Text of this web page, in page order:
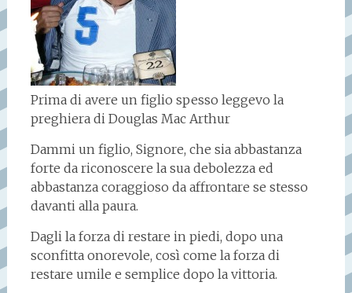
Prima di avere un figlio spesso leggevo la
preghiera di Douglas Mac Arthur
Dammi un figlio, Signore, che sia abbastanza
forte da riconoscere la sua debolezza ed
abbastanza coraggioso da affrontare se stesso
davanti alla paura.
Dagli la forza di restare in piedi, dopo una
sconfitta onorevole, così come la forza di
restare umile e semplice dopo la vittoria.